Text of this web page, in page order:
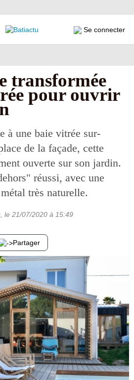
Se connecter
transformée
pour ouvrir
à une baie vitrée sur-
de la façade, cette
ouverte sur son jardin.
réussi, avec une
très naturelle.
, le 21/07/2020 à 15:49
Partager